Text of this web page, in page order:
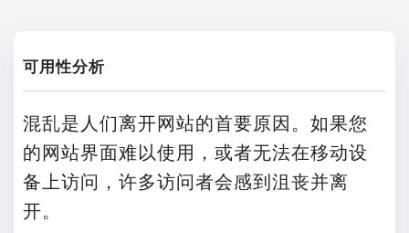
可用性分析
混乱是人们离开网站的首要原因。如果您
的网站界面难以使用，或者无法在移动设
备上访问，许多访问者会感到沮丧并离
开。